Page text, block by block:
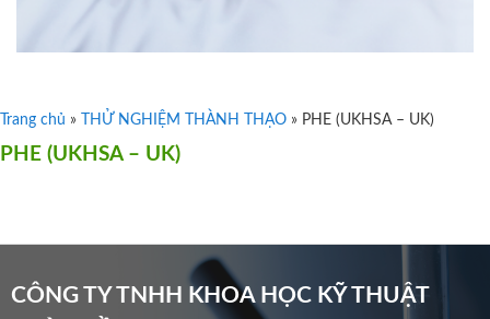
Trang chủ » THỬ NGHIỆM THÀNH THẠO » PHE (UKHSA – UK)
PHE (UKHSA – UK)
CÔNG TY TNHH KHOA HỌC KỸ THUẬT